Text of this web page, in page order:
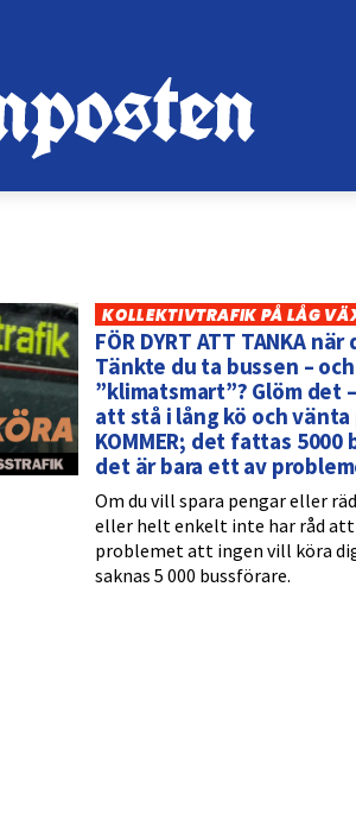
KOLLEKTIVTRAFIK PÅ LÅG
FÖR DYRT ATT TANKA
Tänkte du ta bussen –
”klimatsmart”? Glöm det
att stå i lång kö och vänta
KOMMER; det fattas
det är bara ett av
Om du vill spara pengar eller
eller helt enkelt inte har råd
problemet att ingen vill köra
saknas 5 000 bussförare.